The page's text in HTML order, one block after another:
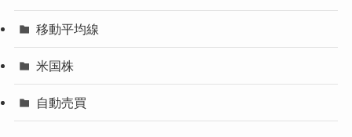
移動平均線
米国株
自動売買